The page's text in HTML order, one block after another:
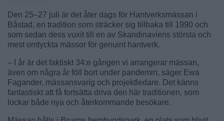
Den 25–27 juli är det åter dags för Hantverksmässan i
Båstad, en tradition som sträcker sig tillbaka till 1990 och
som sedan dess vuxit till en av Skandinaviens största och
mest omtyckta mässor för genuint hantverk.
– I år är det faktiskt 34:e gången vi arrangerar mässan,
även om några år föll bort under pandemin, säger Ewa
Fagander, mässansvarig och projektledare. Det känns
fantastiskt att få fortsätta driva den här traditionen, som
lockar både nya och återkommande besökare.